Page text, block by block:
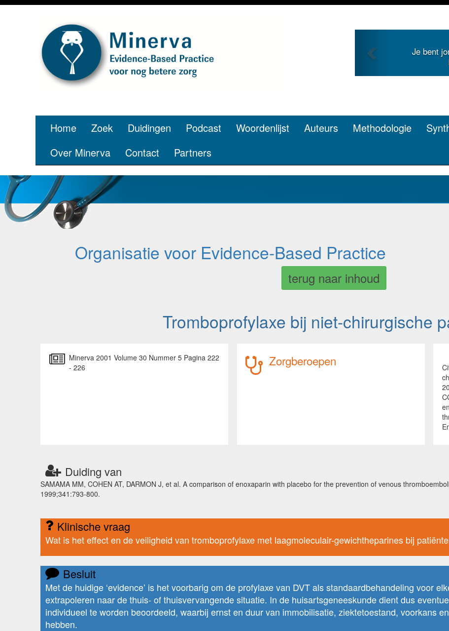
Je bent jong en zoekt roem met je
Home Zoek Duidingen Podcast Woordenlijst Auteurs Methodologie
Over Minerva
Contact Partners
Organisatie voor Evidence-Based Practice
terug naar inhoud
Tromboprofylaxe bij niet-chirurgische
Minerva 2001 Volume 30 Nummer 5 Pagina 222
- 226
Zorgberoepen
Duiding van
SAMAMA MM, COHEN AT, DARMON J, et al. A comparison of enoxaparin with placebo for the prevention of venous
1999;341:793-800.
Klinische vraag
Wat is het effect en de veiligheid van tromboprofylaxe met laagmoleculair-gewichtheparines bij
Besluit
Met de huidige ‘evidence’ is het voorbarig om de profylaxe van DVT als standaardbehandeling voor
extrapoleren naar de thuis- of thuisvervangende situatie. In de huisartsgeneeskunde dient dus
individueel te worden beoordeeld, waarbij ernst en duur van immobilisatie, ziektetoestand, voorkans
hebben.